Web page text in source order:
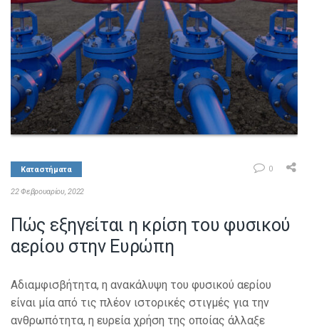
ΕΠΙΚΟΙΝΩΝΙΑ
ΚΑΤΑΛΟΓΟΣ F-ALL
Καταστήματα
22 Φεβρουαρίου, 2022
0
Πώς εξηγείται η κρίση του φυσικού
αερίου στην Ευρώπη
Αδιαμφισβήτητα, η ανακάλυψη του φυσικού αερίου
είναι μία από τις πλέον ιστορικές στιγμές για την
ανθρωπότητα, η ευρεία χρήση της οποίας άλλαξε